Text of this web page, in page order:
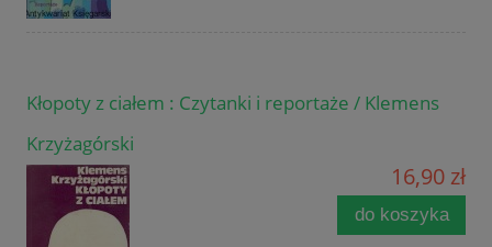
Kłopoty z ciałem : Czytanki i reportaże / Klemens
Krzyżagórski
16,90 zł
do koszyka